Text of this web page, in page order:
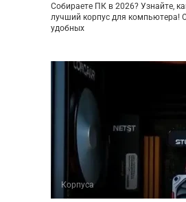
Собираете ПК в 2026? Узнайте,
лучший корпус для компьютера!
удобных
Корпуса